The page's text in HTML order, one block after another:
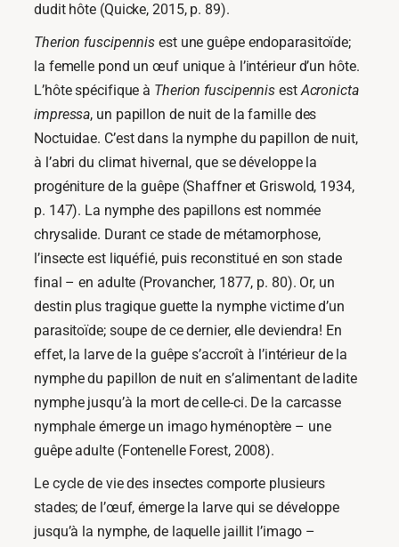
dudit hôte (Quicke, 2015, p. 89).
Therion fuscipennis est une guêpe endoparasitoïde;
la femelle pond un œuf unique à l’intérieur d’un hôte.
L’hôte spécifique à Therion fuscipennis estAcronicta
impressa, un papillon de nuit de la famille des
Noctuidae. C’est dans la nymphe du papillon de nuit,
à l’abri du climat hivernal, que se développe la
progéniture de la guêpe (Shaffner et Griswold, 1934,
p. 147). La nymphe des papillons est nommée
chrysalide. Durant ce stade de métamorphose,
l’insecte est liquéfié, puis reconstitué en son stade
final – en adulte (Provancher, 1877, p. 80). Or, un
destin plus tragique guette la nymphe victime d’un
parasitoïde; soupe de ce dernier, elle deviendra! En
effet, la larve de la guêpe s’accroît à l’intérieur de la
nymphe du papillon de nuit en s’alimentant de ladite
nymphe jusqu’à la mort de celle-ci. De la carcasse
nymphale émerge un imago hyménoptère – une
guêpe adulte (Fontenelle Forest, 2008).
Le cycle de vie des insectes comporte plusieurs
stades; de l’œuf, émerge la larve qui se développe
jusqu’à la nymphe, de laquelle jaillit l’imago –